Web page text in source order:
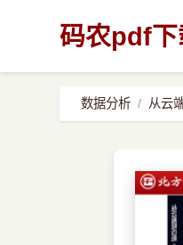
码农pdf下
数据分析 从云